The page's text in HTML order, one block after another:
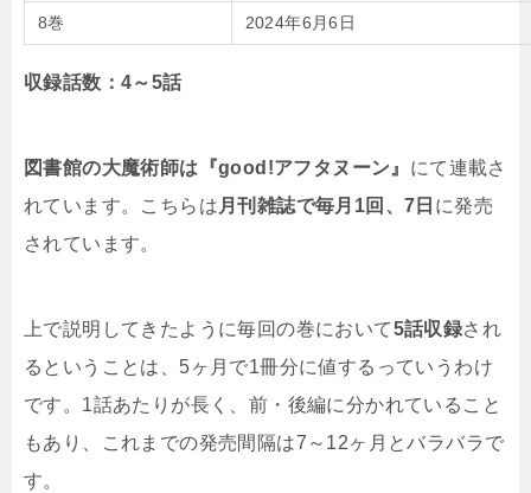
8巻 2024年6月6日
収録話数：4～5話
図書館の大魔術師は『good!アフタヌーン』 にて連載さ
れています。こちらは 月刊雑誌で毎月1回、7日 に発売
されています。
上で説明してきたように毎回の巻において5話収録され
るということは、5ヶ月で1冊分に値するっていうわけ
です。1話あたりが長く、前・後編に分かれていること
もあり、これまでの発売間隔は7～12ヶ月とバラバラで
す。